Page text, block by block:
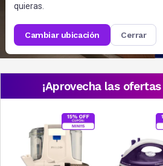
quieras.
cambiar ubicación cerrar
¡Aprovecha las